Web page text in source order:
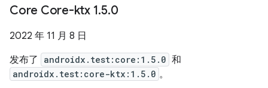
Core Core-ktx 1.5.0
2022 年 11 月 8 日
发布了
androidx.test:core:1.5.0 和
androidx.test:core-ktx:1.5.0 。